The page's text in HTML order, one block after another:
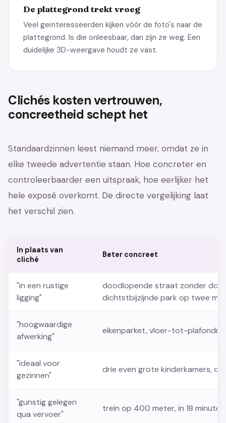
De plattegrond trekt vroeg
Veel geïnteresseerden kijken vóór de foto's naar de
plattegrond. Is die onleesbaar, dan zijn ze weg. Een
duidelijke 3D-weergave houdt ze vast.
Clichés kosten vertrouwen,
concreetheid schept het
Standaardzinnen leest niemand meer, omdat ze in
elke tweede advertentie staan. Hoe concreter en
controleerbaarder een uitspraak, hoe eerlijker het
hele exposé overkomt. De directe vergelijking laat
het verschil zien.
In plaats van
cliché
Beter concreet
"in een rustige
ligging"
doodlopende straat zonder
dichtstbijzijnde park op twee
"hoogwaardige
afwerking"
eikenparket, vloer-tot-
"ideaal voor
gezinnen"
drie even grote kinderkamers,
"gunstig gelegen
qua vervoer"
trein op 400 meter, in 18